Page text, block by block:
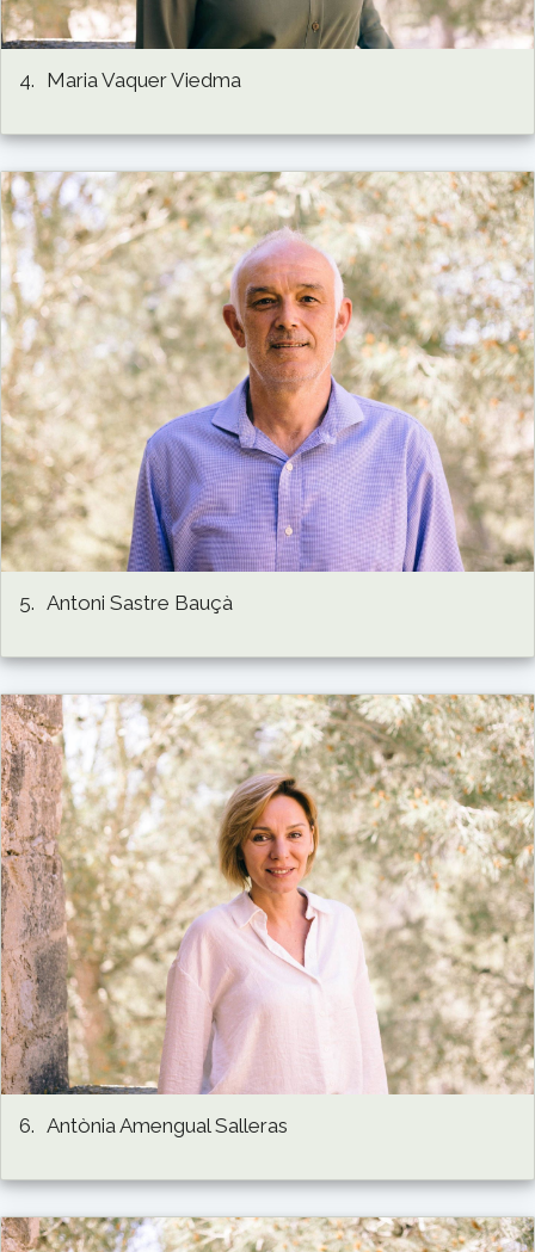
4. Maria Vaquer Viedma
5. Antoni Sastre Bauçà
6. Antònia Amengual Salleras